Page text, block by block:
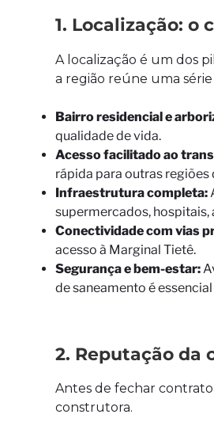
1. Localização: o
A localização é um dos
a região reúne uma
Bairro residencial e
qualidade de vida.
Acesso facilitado ao
rápida para outras regiões
Infraestrutura completa:
supermercados, hospitais,
Conectividade com vias
acesso à Marginal Tietê.
Segurança e bem-estar:
de saneamento é
2. Reputação da
Antes de fechar contrato
construtora.